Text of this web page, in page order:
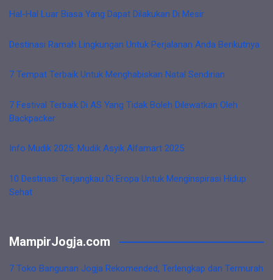
Hal-Hal Luar Biasa Yang Dapat Dilakukan Di Mesir
Destinasi Ramah Lingkungan Untuk Perjalanan Anda Berikutnya
7 Tempat Terbaik Untuk Menghabiskan Natal Sendirian
7 Festival Terbaik Di AS Yang Tidak Boleh Dilewatkan Oleh
Backpacker
Info Mudik 2025: Mudik Asyik Alfamart 2025
10 Destinasi Terjangkau Di Eropa Untuk Menginspirasi Hidup
Sehat
MampirJogja.com
7 Toko Bangunan Jogja Rekomended, Terlengkap dan Termurah